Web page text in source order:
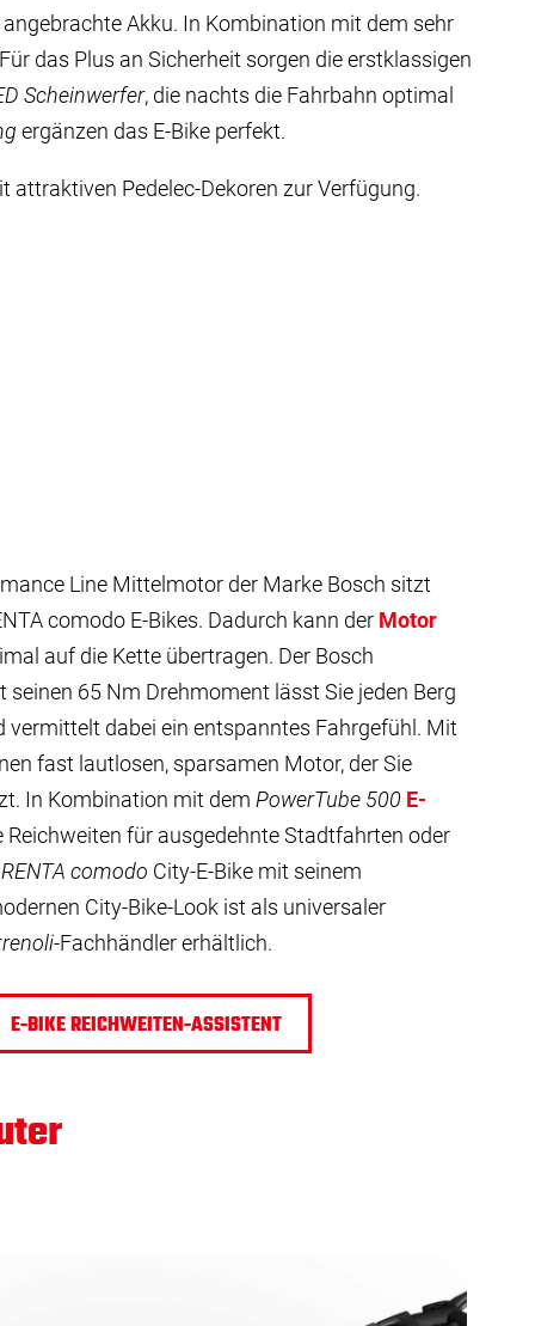
Akku. In Kombination mit dem sehr
das Plus an Sicherheit sorgen die erstklassigen
Scheinwerfer, die nachts die Fahrbahn optimal
ergänzen das E-Bike perfekt.
attraktiven Pedelec-Dekoren zur Verfügung.
Line Mittelmotor der Marke Bosch sitzt
comodo E-Bikes. Dadurch kann der Motor
auf die Kette übertragen. Der Bosch
65 Nm Drehmoment lässt Sie jeden Berg
dabei ein entspanntes Fahrgefühl. Mit
fast lautlosen, sparsamen Motor, der Sie
In Kombination mit dem PowerTube 500 E-
Reichweiten für ausgedehnte Stadtfahrten oder
comodo City-E-Bike mit seinem
City-Bike-Look ist als universaler
-Fachhändler erhältlich.
E-BIKE REICHWEITEN-ASSISTENT